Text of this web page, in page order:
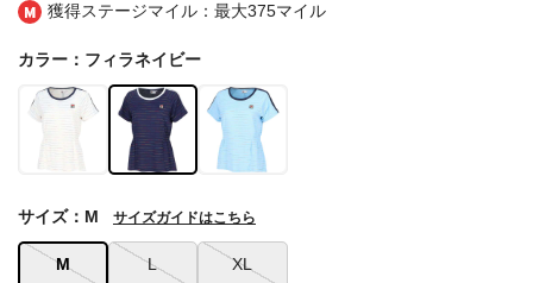
獲得ステージマイル：最大375マイル
カラー：フィラネイビー
M L XL
サイズ：M サイズガイドはこちら